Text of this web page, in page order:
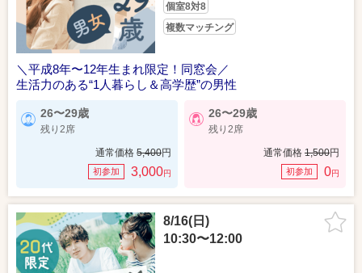
個室8対8
複数マッチング
＼平成8年〜12年生まれ限定！同窓会／
生活力のある“1人暮らし＆高学歴”の男性
26〜29歳
残り2席
通常価格 5,400円
初参加 3,000円
26〜29歳
残り2席
通常価格 1,500円
初参加 0円
8/16(日)
10:30〜12:00